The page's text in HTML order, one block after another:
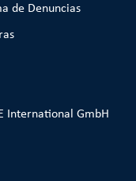
de Denuncias
International GmbH